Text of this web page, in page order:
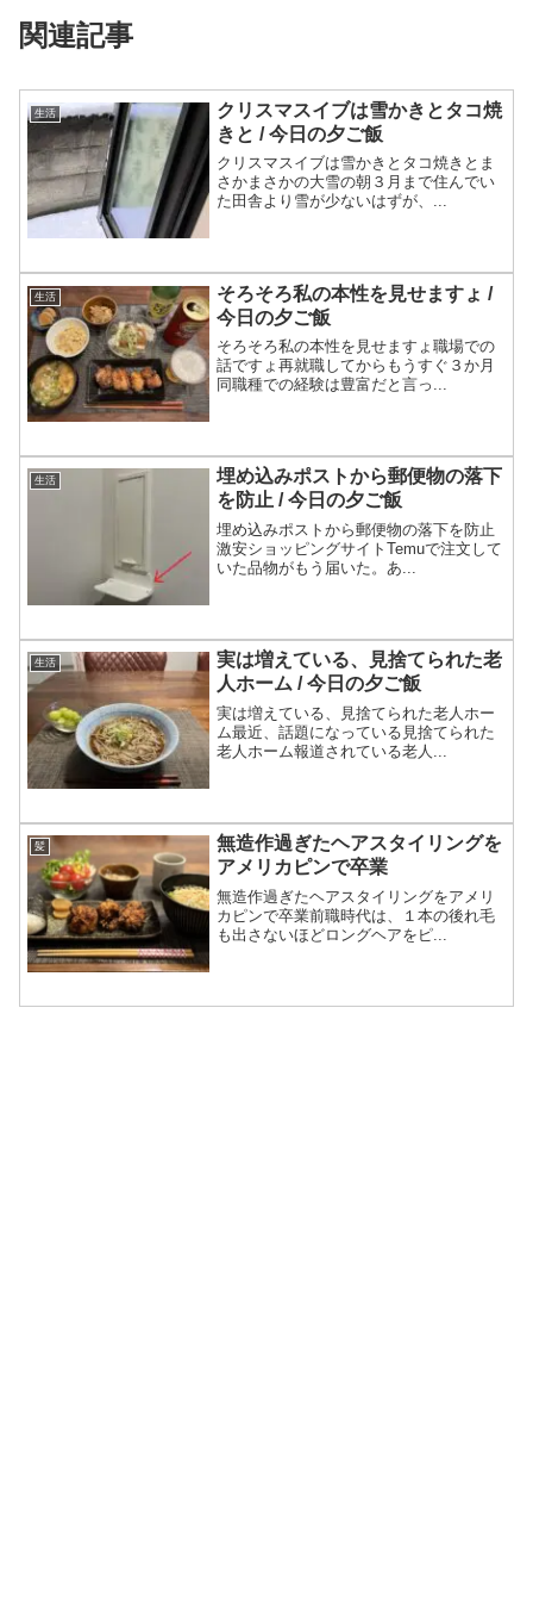
関連記事
生活
クリスマスイブは雪かきとタコ焼
きと / 今日の夕ご飯
クリスマスイブは雪かきとタコ焼きとま
さかまさかの大雪の朝３月まで住んでい
た田舎より雪が少ないはずが、...
生活
そろそろ私の本性を見せますょ /
今日の夕ご飯
そろそろ私の本性を見せますょ職場での
話ですょ再就職してからもうすぐ３か月
同職種での経験は豊富だと言っ...
生活
埋め込みポストから郵便物の落下
を防止 / 今日の夕ご飯
埋め込みポストから郵便物の落下を防止
激安ショッピングサイトTemuで注文して
いた品物がもう届いた。あ...
生活
実は増えている、見捨てられた老
人ホーム / 今日の夕ご飯
実は増えている、見捨てられた老人ホー
ム最近、話題になっている見捨てられた
老人ホーム報道されている老人...
髪
無造作過ぎたヘアスタイリングを
アメリカピンで卒業
無造作過ぎたヘアスタイリングをアメリ
カピンで卒業前職時代は、１本の後れ毛
も出さないほどロングヘアをピ...